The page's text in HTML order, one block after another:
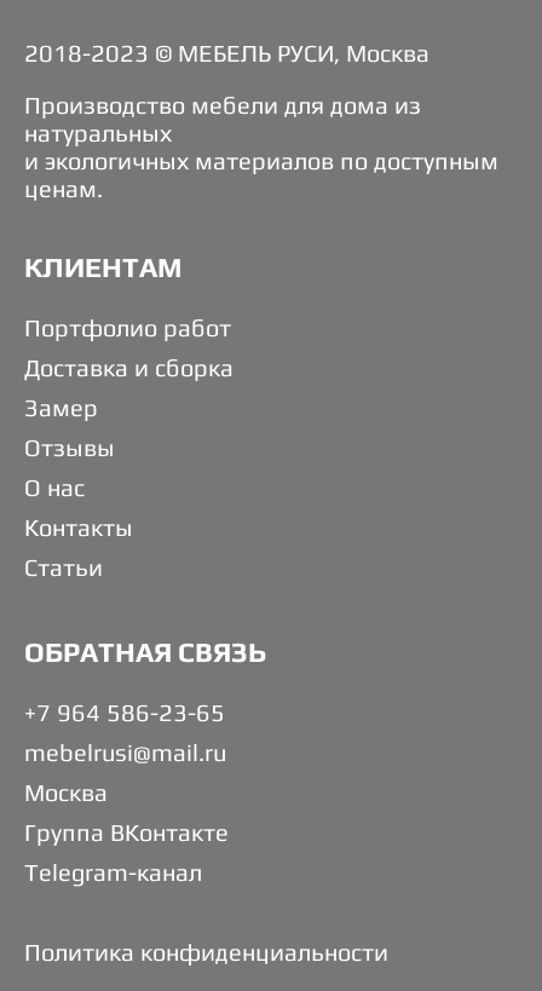
2018-2023 © МЕБЕЛЬ РУСИ, Москва
Производство мебели для дома из
натуральных
и экологичных материалов по доступным
ценам.
КЛИЕНТАМ
Портфолио работ
Доставка и сборка
Замер
Отзывы
О нас
Контакты
Статьи
ОБРАТНАЯ СВЯЗЬ
+7 964 586-23-65
mebelrusi@mail.ru
Москва
Группа ВКонтакте
Telegram-канал
Политика конфиденциальности